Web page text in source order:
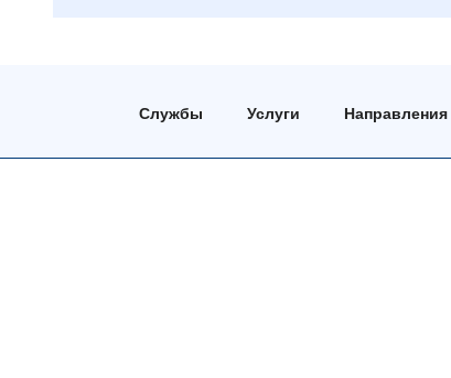
Службы Услуги Направления